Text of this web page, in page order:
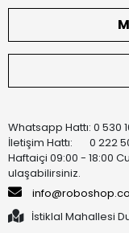
Whatsapp Hattı: 0 530
İletişim Hattı: 0 222
Haftaiçi 09:00 - 18:00
ulaşabilirsiniz.
İstiklal Mahallesi